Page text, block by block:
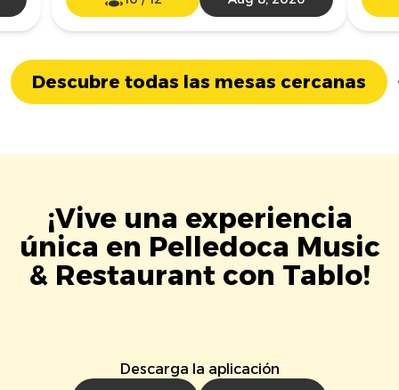
Descubre todas las mesas cercanas
¡Vive una experiencia
única en Pelledoca Music
& Restaurant con Tablo!
Descarga la aplicación